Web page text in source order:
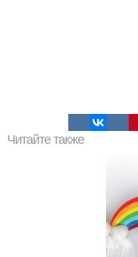
Читайте также